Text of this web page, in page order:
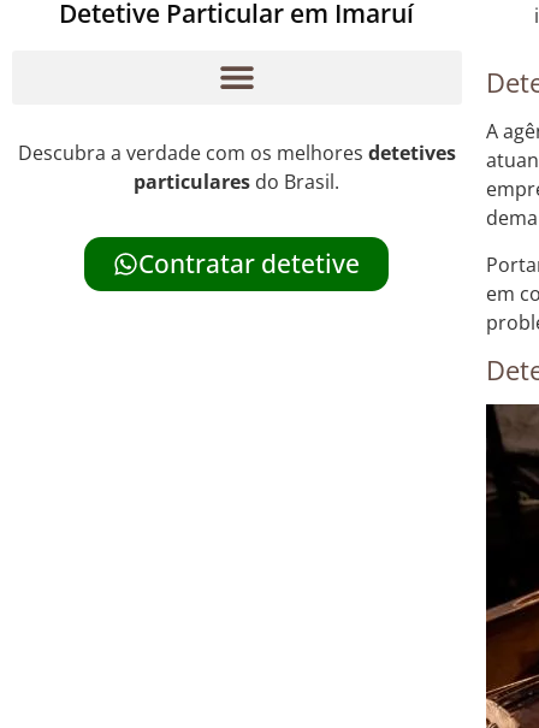
Detetive Particular em Imaruí
Descubra a verdade com os melhores detetives
particulares do Brasil.
Contratar detetive
A
em